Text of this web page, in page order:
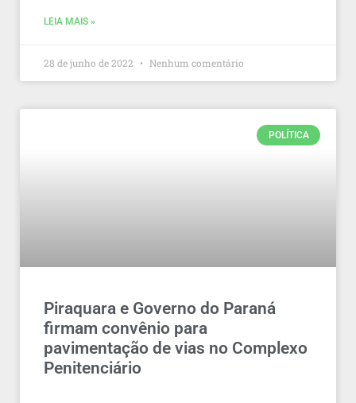
LEIA MAIS »
28 de junho de 2022 Nenhum comentário
POLÍTICA
Piraquara e Governo do Paraná
firmam convênio para
pavimentação de vias no Complexo
Penitenciário